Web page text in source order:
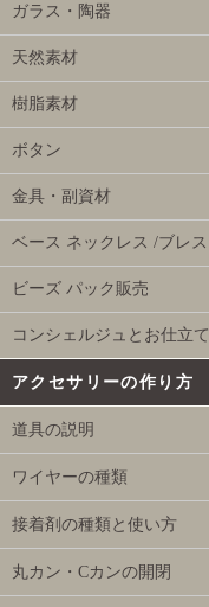
ガラス・陶器
天然素材
樹脂素材
ボタン
金具・副資材
ベース ネックレス /ブレス
ビーズ パック販売
コンシェルジュとお仕立て
アクセサリーの作り方
道具の説明
ワイヤーの種類
接着剤の種類と使い方
丸カン・Cカンの開閉